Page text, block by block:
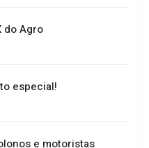
do Agro
especial!
e motoristas